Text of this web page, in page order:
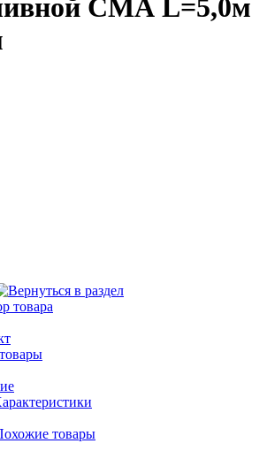
СМА L=5,0м